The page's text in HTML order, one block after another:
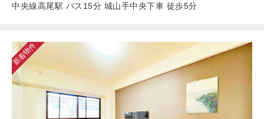
中央線高尾駅 バス15分 城山手中央下車 徒歩5分
新着物件